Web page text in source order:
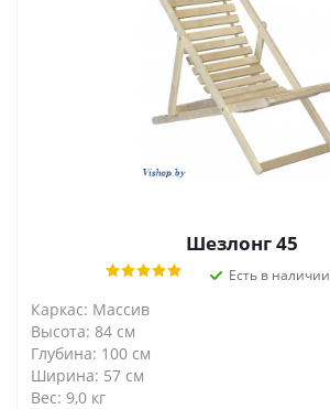
Шезлонг 45
Есть в наличии
Каркас: Массив
Высота: 84 см
Глубина: 100 см
Ширина: 57 см
Вес: 9,0 кг